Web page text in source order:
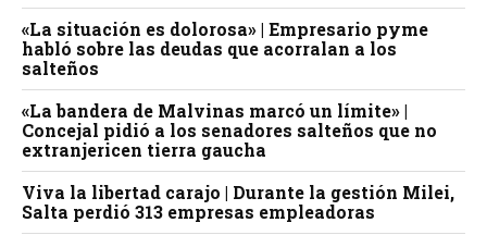
«La situación es dolorosa» | Empresario pyme
habló sobre las deudas que acorralan a los
salteños
«La bandera de Malvinas marcó un límite» |
Concejal pidió a los senadores salteños que no
extranjericen tierra gaucha
Viva la libertad carajo | Durante la gestión Milei,
Salta perdió 313 empresas empleadoras